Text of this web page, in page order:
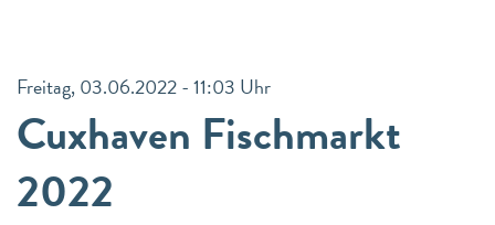
Freitag, 03.06.2022 - 11:03 Uhr
Cuxhaven Fischmarkt
2022